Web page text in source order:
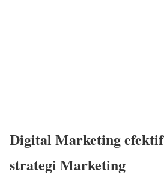
Digital Marketing
strategi Marketing